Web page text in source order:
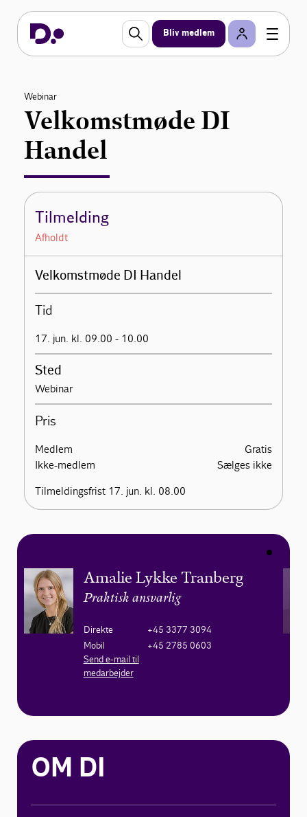
Bliv medlem
Webinar
Velkomstmøde DI
Handel
Tilmelding
Afholdt
Velkomstmøde DI Handel
Tid
17. jun. kl. 09.00 - 10.00
Sted
Webinar
Pris
Medlem
Gratis
Ikke-medlem
Sælges ikke
Tilmeldingsfrist 17. jun. kl. 08.00
Amalie Lykke Tranberg
Praktisk ansvarlig
Direkte
+45 3377 3094
Mobil
+45 2785 0603
Send e-mail til
medarbejder
OM DI